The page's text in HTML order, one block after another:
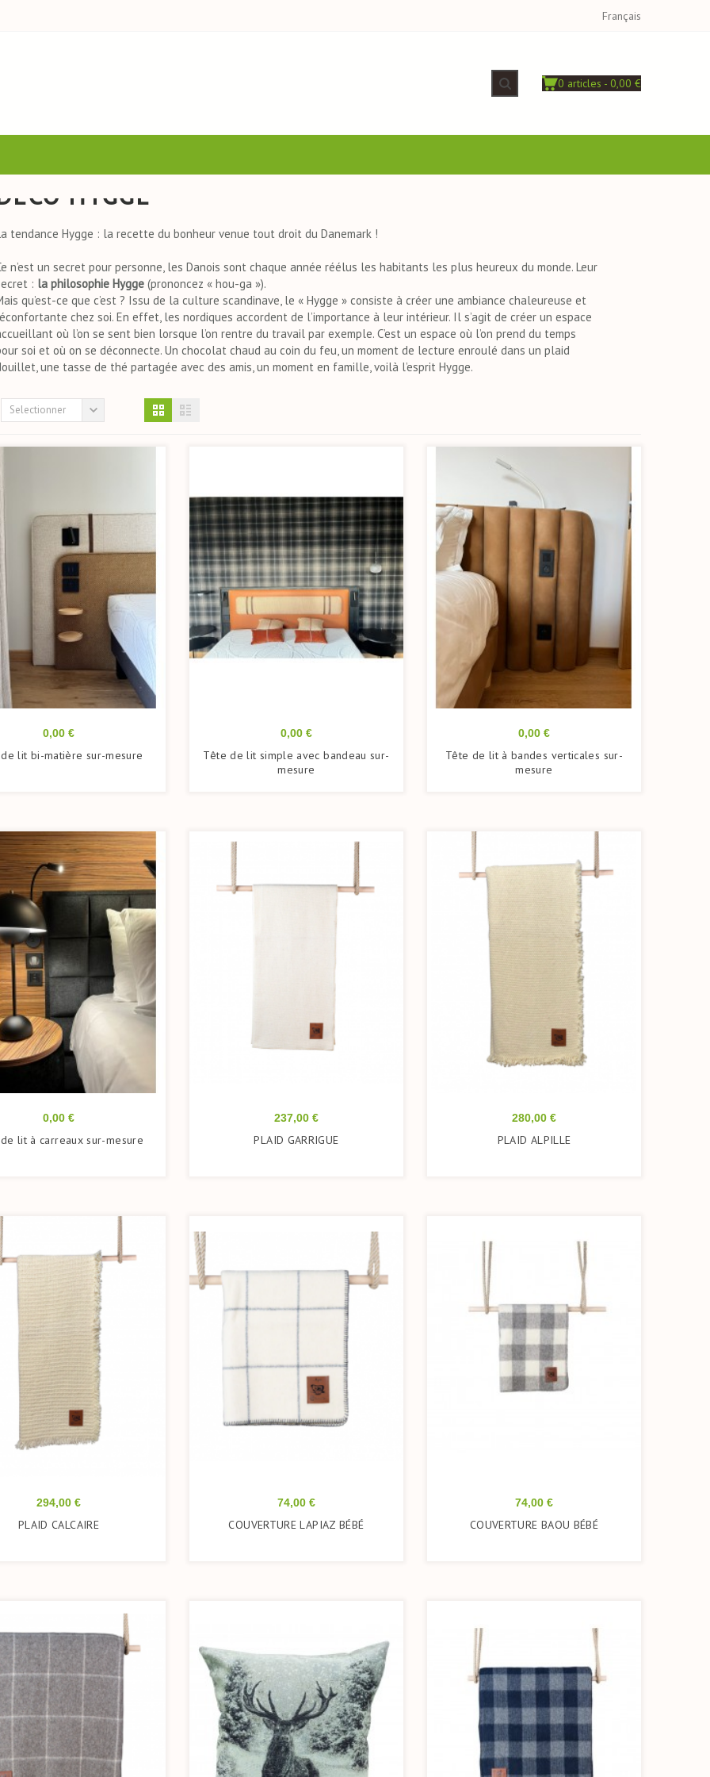
Français
0 articles - 0,00 €
HYGGE
tendance Hygge : la recette du bonheur venue tout droit du Danemark !
n’est un secret pour personne, les Danois sont chaque année réélus les habitants les plus heureux du monde. Leur
: la philosophie Hygge (prononcez « hou-ga »).
qu’est-ce que c’est ? Issu de la culture scandinave, le « Hygge » consiste à créer une ambiance chaleureuse et
chez soi. En effet, les nordiques accordent de l’importance à leur intérieur. Il s’agit de créer un espace
où l’on se sent bien lorsque l’on rentre du travail par exemple. C’est un espace où l’on prend du temps
soi et où on se déconnecte. Un chocolat chaud au coin du feu, un moment de lecture enroulé dans un plaid
une tasse de thé partagée avec des amis, un moment en famille, voilà l’esprit Hygge.
Selectionner
Prix
0,00 €
lit bi-matière sur-mesure
Prix
0,00 €
Tête de lit simple avec bandeau sur-
mesure
Prix
0,00 €
Tête de lit à bandes verticales sur-
mesure
Prix
0,00 €
lit à carreaux sur-mesure
Prix
237,00 €
PLAID GARRIGUE
Prix
280,00 €
PLAID ALPILLE
Prix
294,00 €
PLAID CALCAIRE
Prix
74,00 €
COUVERTURE LAPIAZ BÉBÉ
Prix
74,00 €
COUVERTURE BAOU BÉBÉ